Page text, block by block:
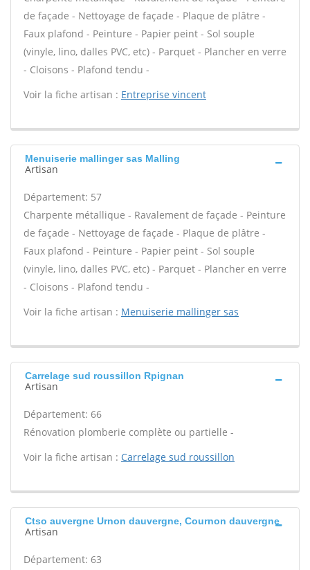
de façade - Nettoyage de façade - Plaque de plâtre -
Faux plafond - Peinture - Papier peint - Sol souple
(vinyle, lino, dalles PVC, etc) - Parquet - Plancher en verre
- Cloisons - Plafond tendu -
Voir la fiche artisan : Entreprise vincent
Menuiserie mallinger sas Malling
Artisan
Département: 57
Charpente métallique - Ravalement de façade - Peinture
de façade - Nettoyage de façade - Plaque de plâtre -
Faux plafond - Peinture - Papier peint - Sol souple
(vinyle, lino, dalles PVC, etc) - Parquet - Plancher en verre
- Cloisons - Plafond tendu -
Voir la fiche artisan : Menuiserie mallinger sas
Carrelage sud roussillon Rpignan
Artisan
Département: 66
Rénovation plomberie complète ou partielle -
Voir la fiche artisan : Carrelage sud roussillon
Ctso auvergne Urnon dauvergne, Cournon dauvergne
Artisan
Département: 63